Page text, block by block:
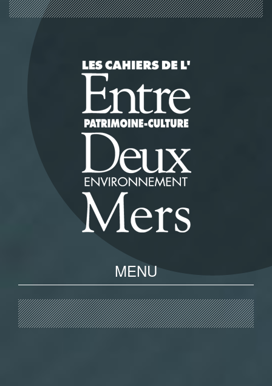
MENU
Panneau de gestion des cookies